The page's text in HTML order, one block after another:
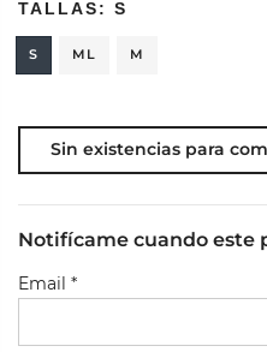
TALLAS: S
S ML M
Sin existencias para
Notifícame cuando este
Email *